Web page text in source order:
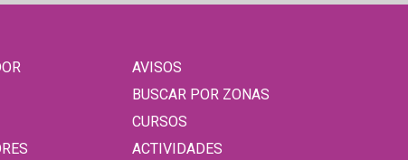
AVISOS
BUSCAR POR ZONAS
CURSOS
ACTIVIDADES